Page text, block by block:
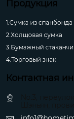
Продукция
1.Сумка из спанбонда
2.Холщовая сумка
3.Бумажный
4.Торговый знак
Контактная